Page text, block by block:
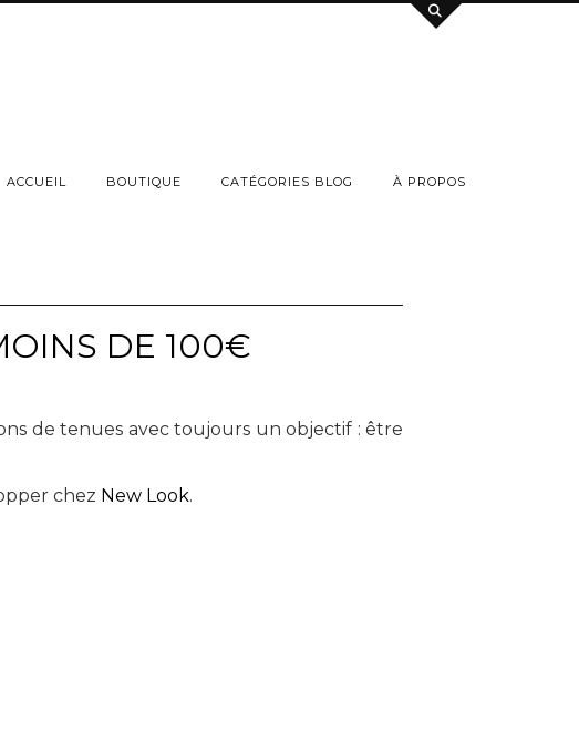
ACCUEIL BOUTIQUE CATÉGORIES BLOG À PROPOS
DE 100€
de tenues avec toujours un objectif : être
chez New Look.